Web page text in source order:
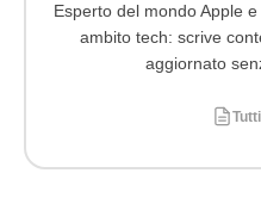
Esperto del mondo Apple
ambito tech: scrive
aggiornato